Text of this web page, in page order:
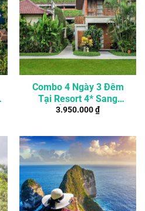
Combo 4 Ngày 3 Đêm
Tại Resort 4* Sang
Chảnh Ở Seminyak, Bali
3.950.000₫